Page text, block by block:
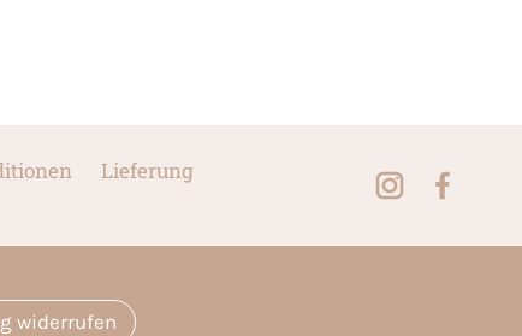
Lieferung
widerrufen